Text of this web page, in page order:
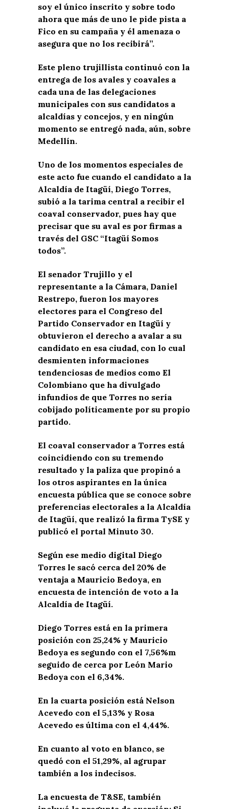
soy el único inscrito y sobre todo
ahora que más de uno le pide pista a
Fico en su campaña y él amenaza o
asegura que no los recibirá”.
Este pleno trujillista continuó con la
entrega de los avales y coavales a
cada una de las delegaciones
municipales con sus candidatos a
alcaldías y concejos, y en ningún
momento se entregó nada, aún, sobre
Medellín.
Uno de los momentos especiales de
este acto fue cuando el candidato a la
Alcaldía de Itagüí, Diego Torres,
subió a la tarima central a recibir el
coaval conservador, pues hay que
precisar que su aval es por firmas a
través del GSC “Itagüí Somos
todos”.
El senador Trujillo y el
representante a la Cámara, Daniel
Restrepo, fueron los mayores
electores para el Congreso del
Partido Conservador en Itagüí y
obtuvieron el derecho a avalar a su
candidato en esa ciudad, con lo cual
desmienten informaciones
tendenciosas de medios como El
Colombiano que ha divulgado
infundios de que Torres no sería
cobijado políticamente por su propio
partido.
El coaval conservador a Torres está
coincidiendo con su tremendo
resultado y la paliza que propinó a
los otros aspirantes en la única
encuesta pública que se conoce sobre
preferencias electorales a la Alcaldía
de Itagüí, que realizó la firma TySE y
publicó el portal Minuto 30.
Según ese medio digital Diego
Torres le sacó cerca del 20% de
ventaja a Mauricio Bedoya, en
encuesta de intención de voto a la
Alcaldía de Itagüí.
Diego Torres está en la primera
posición con 25,24% y Mauricio
Bedoya es segundo con el 7,56%m
seguido de cerca por León Mario
Bedoya con el 6,34%.
En la cuarta posición está Nelson
Acevedo con el 5,13% y Rosa
Acevedo es última con el 4,44%.
En cuanto al voto en blanco, se
quedó con el 51,29%, al agrupar
también a los indecisos.
La encuesta de T&SE, también